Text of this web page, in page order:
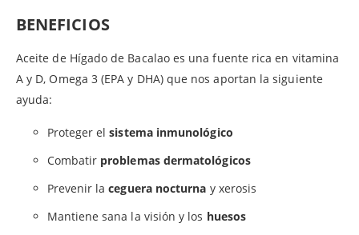
BENEFICIOS
Aceite de Hígado de Bacalao es una fuente rica en vitamina
A y D, Omega 3 (EPA y DHA) que nos aportan la siguiente
ayuda:
Proteger elsistema inmunológico
Combatir problemas dermatológicos
Prevenir laceguera nocturna y xerosis
Mantiene sana la visión y los huesos